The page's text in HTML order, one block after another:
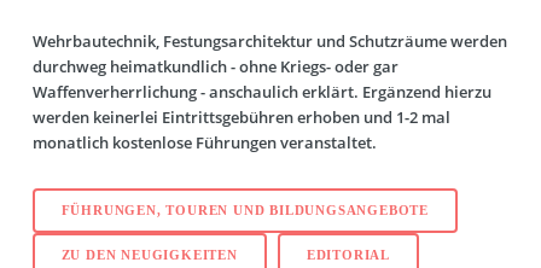
Wehrbautechnik, Festungsarchitektur und Schutzräume werden
durchweg heimatkundlich - ohne Kriegs- oder gar
Waffenverherrlichung - anschaulich erklärt. Ergänzend hierzu
werden keinerlei Eintrittsgebühren erhoben und 1-2 mal
monatlich kostenlose Führungen veranstaltet.
FÜHRUNGEN, TOUREN UND BILDUNGSANGEBOTE
ZU DEN NEUGIGKEITEN EDITORIAL